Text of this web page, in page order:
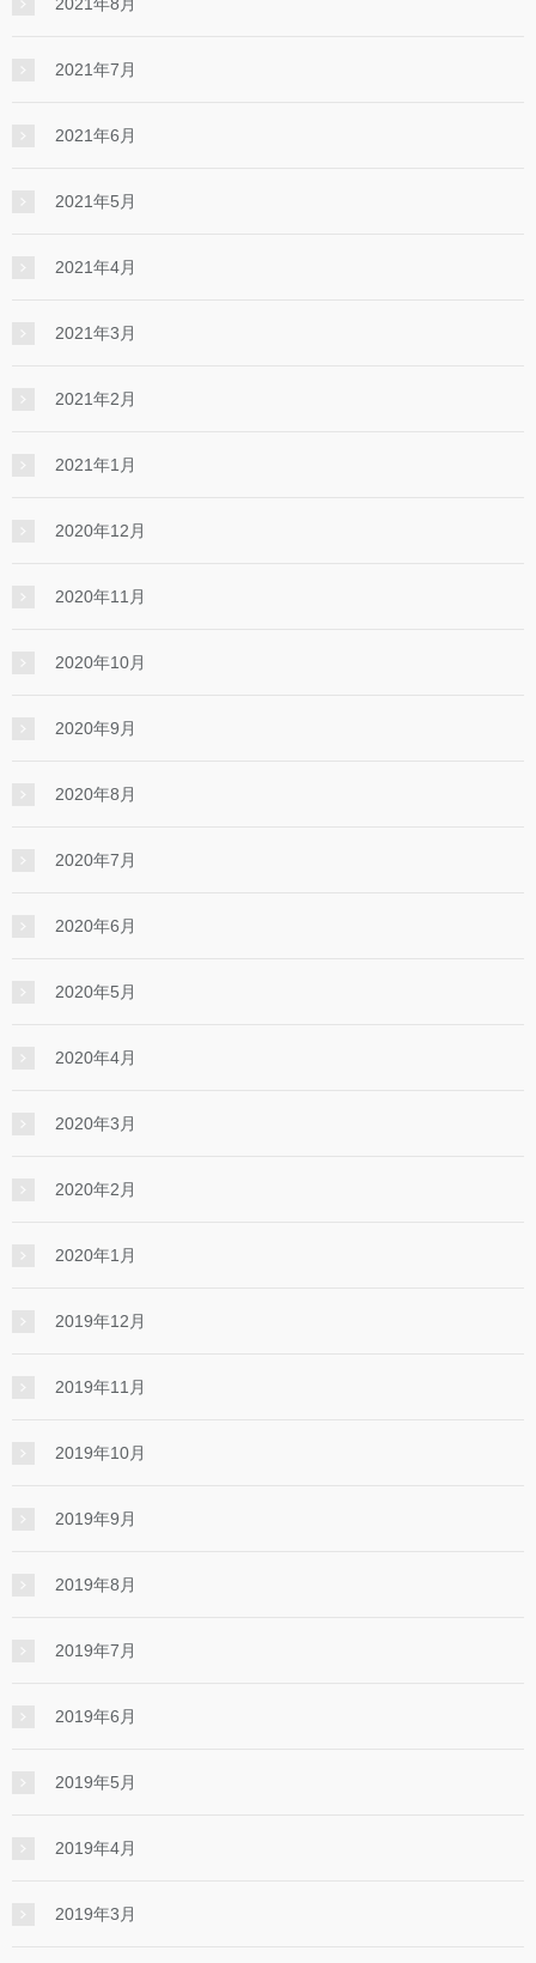
2021年8月
2021年7月
2021年6月
2021年5月
2021年4月
2021年3月
2021年2月
2021年1月
2020年12月
2020年11月
2020年10月
2020年9月
2020年8月
2020年7月
2020年6月
2020年5月
2020年4月
2020年3月
2020年2月
2020年1月
2019年12月
2019年11月
2019年10月
2019年9月
2019年8月
2019年7月
2019年6月
2019年5月
2019年4月
2019年3月